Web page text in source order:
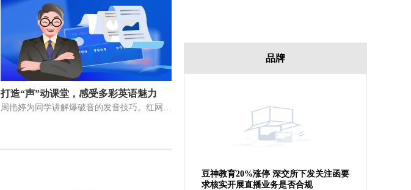
打造“声”动课堂，感受多彩英语魅力
品牌
豆神教育20%涨停 深交所下发关注函要
求核实开展直播业务是否合规